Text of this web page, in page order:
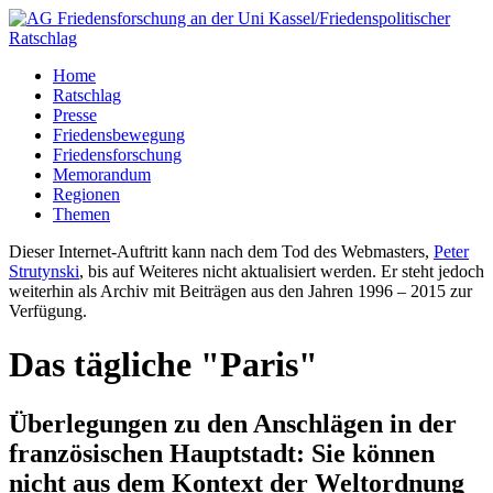
Home
Ratschlag
Presse
Friedensbewegung
Friedensforschung
Memorandum
Regionen
Themen
Dieser Internet-Auftritt kann nach dem Tod des Webmasters, Peter
Strutynski, bis auf Weiteres nicht aktualisiert werden. Er steht jedoch
weiterhin als Archiv mit Beiträgen aus den Jahren 1996 – 2015 zur
Verfügung.
Das tägliche "Paris"
Überlegungen zu den Anschlägen in der
französischen Hauptstadt: Sie können
nicht aus dem Kontext der Weltordnung